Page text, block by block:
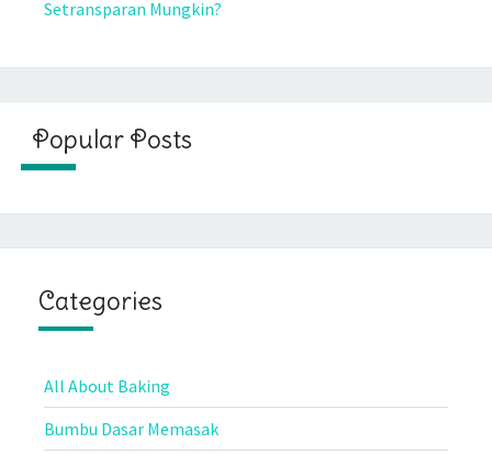
Setransparan Mungkin?
Popular Posts
Categories
All About Baking
Bumbu Dasar Memasak